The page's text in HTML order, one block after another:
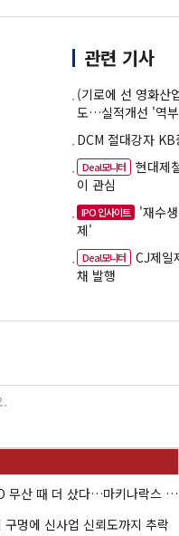
관련 기사
(기로에 선 영화산
도…실적개선 '역
DCM 절대강자
Deal모니터
현대제
이 관심
IPO 인사이트
'재수
제'
Deal모니터
CJ제일
채 발행
HB인베스트, IPO 무산 때 더 샀다…마키나락스 투자 2.7배 회수
멍에 신사업 신뢰도까지 추락